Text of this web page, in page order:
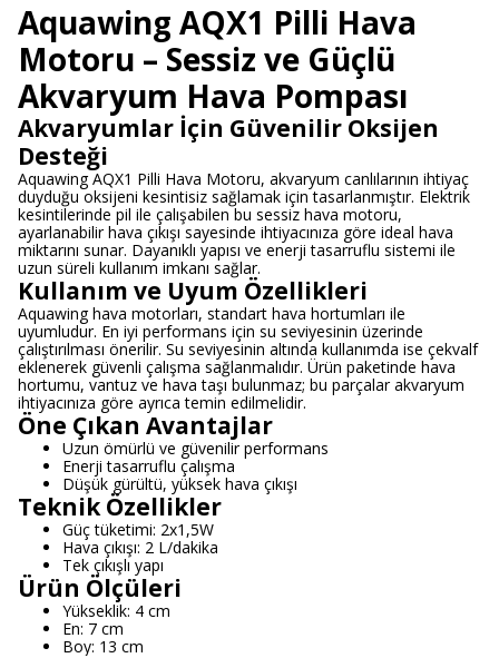
Aquawing AQX1 Pilli Hava
Motoru – Sessiz ve Güçlü
Akvaryum Hava Pompası
Akvaryumlar İçin Güvenilir Oksijen
Desteği
Aquawing AQX1 Pilli Hava Motoru, akvaryum canlılarının ihtiyaç
duyduğu oksijeni kesintisiz sağlamak için tasarlanmıştır. Elektrik
kesintilerinde pil ile çalışabilen bu sessiz hava motoru,
ayarlanabilir hava çıkışı sayesinde ihtiyacınıza göre ideal hava
miktarını sunar. Dayanıklı yapısı ve enerji tasarruflu sistemi ile
uzun süreli kullanım imkanı sağlar.
Kullanım ve Uyum Özellikleri
Aquawing hava motorları, standart hava hortumları ile
uyumludur. En iyi performans için su seviyesinin üzerinde
çalıştırılması önerilir. Su seviyesinin altında kullanımda ise çekvalf
eklenerek güvenli çalışma sağlanmalıdır. Ürün paketinde hava
hortumu, vantuz ve hava taşı bulunmaz; bu parçalar akvaryum
ihtiyacınıza göre ayrıca temin edilmelidir.
Öne Çıkan Avantajlar
Uzun ömürlü ve güvenilir performans
Enerji tasarruflu çalışma
Düşük gürültü, yüksek hava çıkışı
Teknik Özellikler
Güç tüketimi: 2x1,5W
Hava çıkışı: 2 L/dakika
Tek çıkışlı yapı
Ürün Ölçüleri
Yükseklik: 4 cm
En: 7 cm
Boy: 13 cm